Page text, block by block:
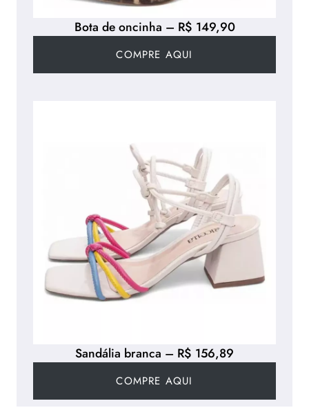
Sandália branca – R$ 156,89
COMPRE AQUI
Bota de oncinha – R$ 149,90
COMPRE AQUI